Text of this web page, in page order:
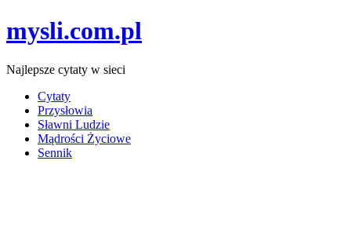
mysli.com.pl
Najlepsze cytaty w sieci
Cytaty
Przysłowia
Sławni Ludzie
Mądrości Życiowe
Sennik